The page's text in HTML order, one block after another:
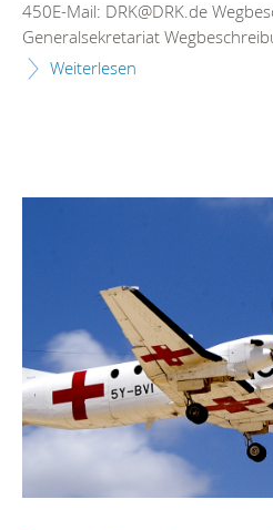
450E-Mail: DRK@DRK.de
Generalsekretariat
Weiterlesen